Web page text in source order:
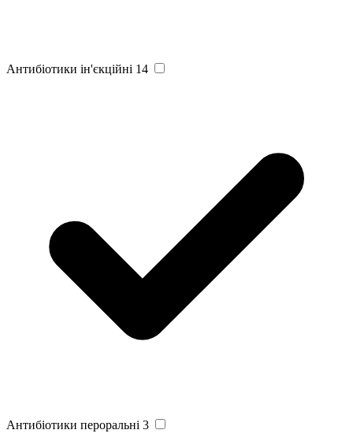
Антибіотики ін'єкційні 14
Антибіотики пероральні 3